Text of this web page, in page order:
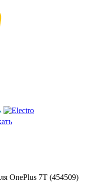
OnePlus 7T (454509)